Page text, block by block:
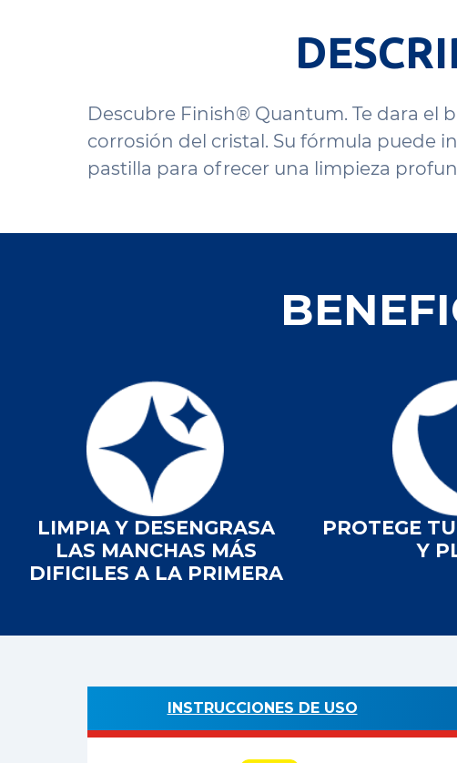
Descubre Finish® Quantum. Te dara el
corrosión del cristal. Su fórmula puede
pastilla para ofrecer una limpieza
LIMPIA Y DESENGRASA
LAS MANCHAS MÁS
DIFICILES A LA PRIMERA
PROTEGE
Y
INSTRUCCIONES DE USO